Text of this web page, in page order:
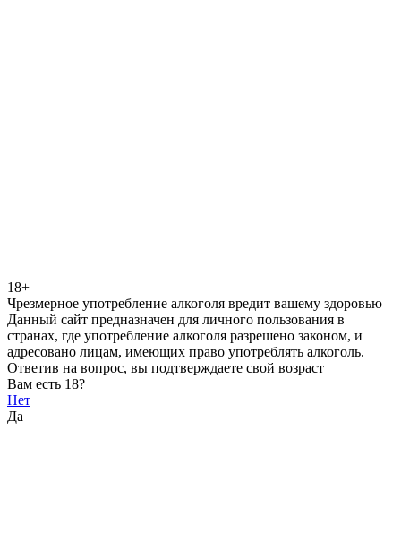
18+
Чрезмерное употребление алкоголя вредит вашему здоровью
Данный сайт предназначен для личного пользования в
странах, где употребление алкоголя разрешено законом, и
адресовано лицам, имеющих право употреблять алкоголь.
Ответив на вопрос, вы подтверждаете свой возраст
Вам есть 18?
Нет
Да